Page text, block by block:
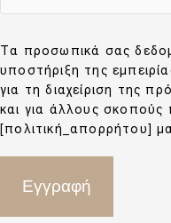
Τα προσωπικά σας
υποστήριξη της
για τη διαχείριση της
και για άλλους σκοπούς
[πολιτική_απορρήτου]
Εγγραφή